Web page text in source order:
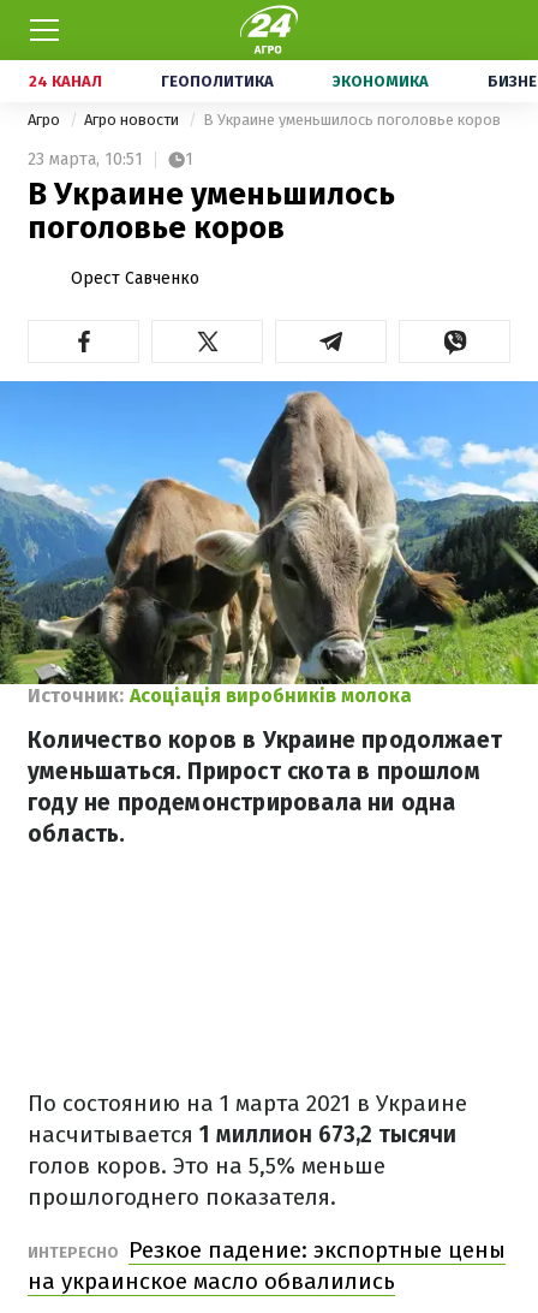
24 КАНАЛ ГЕОПОЛИТИКА ЭКОНОМИКА
Агро Агро новости В Украине уменьшилось поголовье коров
23 марта, 10:51 1
В Украине уменьшилось
поголовье коров
Орест Савченко
Источник: Асоціація виробників молока
Количество коров в Украине продолжает
уменьшаться. Прирост скота в прошлом
году не продемонстрировала ни одна
область.
По состоянию на 1 марта 2021 в Украине
насчитывается 1 миллион 673,2 тысячи
голов коров. Это на 5,5% меньше
прошлогоднего показателя.
ИНТЕРЕСНО
Резкое падение: экспортные цены
на украинское масло обвалились